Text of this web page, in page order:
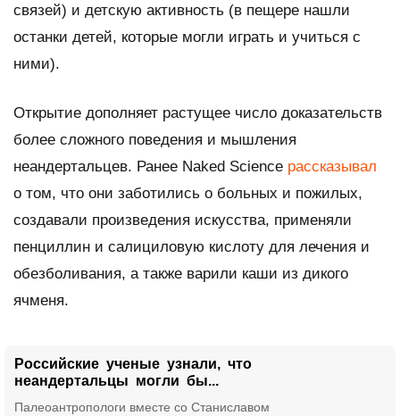
связей) и детскую активность (в пещере нашли
останки детей, которые могли играть и учиться с
ними).
Открытие дополняет растущее число доказательств
более сложного поведения и мышления
неандертальцев. Ранее Naked Science рассказывал
о том, что они заботились о больных и пожилых,
создавали произведения искусства, применяли
пенциллин и салициловую кислоту для лечения и
обезболивания, а также варили каши из дикого
ячменя.
Российские ученые узнали, что
неандертальцы могли бы...
Палеоантропологи вместе со Станиславом